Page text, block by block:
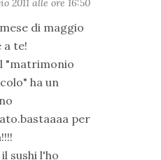
di maggio
a te!
"matrimonio
ha un
per
il sushi l'ho